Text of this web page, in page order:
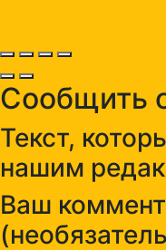
Сообщить
Текст,
нашим
Ваш